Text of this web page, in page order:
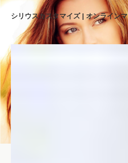
シリウスカスタマイズ | オンライン